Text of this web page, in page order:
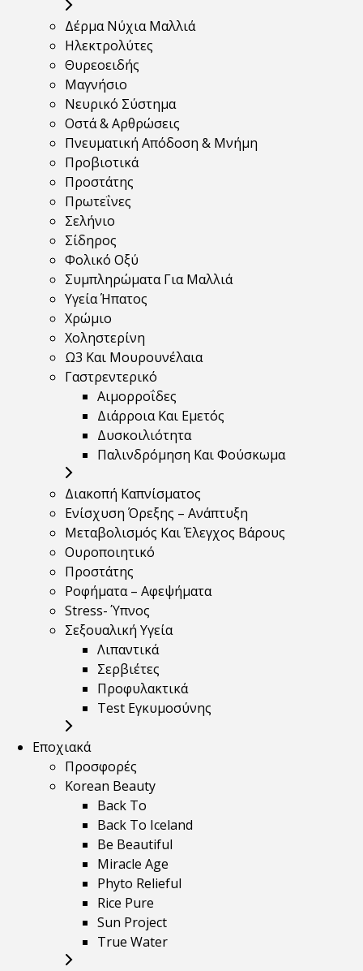
Δέρμα Νύχια Μαλλιά
Ηλεκτρολύτες
Θυρεοειδής
Μαγνήσιο
Νευρικό Σύστημα
Οστά & Αρθρώσεις
Πνευματική Απόδοση & Μνήμη
Προβιοτικά
Προστάτης
Πρωτεΐνες
Σελήνιο
Σίδηρος
Φολικό Οξύ
Συμπληρώματα Για Μαλλιά
Υγεία Ήπατος
Χρώμιο
Χοληστερίνη
Ω3 Και Μουρουνέλαια
Γαστρεντερικό
Αιμορροΐδες
Διάρροια Και Εμετός
Δυσκοιλιότητα
Παλινδρόμηση Και Φούσκωμα
Διακοπή Καπνίσματος
Ενίσχυση Όρεξης – Ανάπτυξη
Μεταβολισμός Και Έλεγχος Βάρους
Ουροποιητικό
Προστάτης
Ροφήματα – Αφεψήματα
Stress- Ύπνος
Σεξουαλική Υγεία
Λιπαντικά
Σερβιέτες
Προφυλακτικά
Test Εγκυμοσύνης
Εποχιακά
Προσφορές
Korean Beauty
Back To
Back To Iceland
Be Beautiful
Miracle Age
Phyto Relieful
Rice Pure
Sun Project
True Water